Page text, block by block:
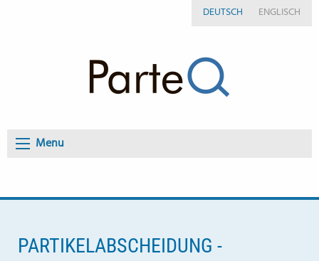
DEUTSCH ENGLISCH
Menu
PARTIKELABSCHEIDUNG -